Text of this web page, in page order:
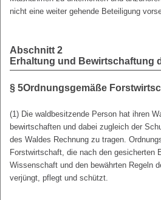
nicht eine weiter gehende Beteiligung
Abschnitt 2
Erhaltung und Bewirtschaftung
§ 5Ordnungsgemäße
(1) Die waldbesitzende Person hat ihren
bewirtschaften und dabei zugleich der
des Waldes Rechnung zu tragen.
Forstwirtschaft, die nach den gesicherten
Wissenschaft und den bewährten Regeln
verjüngt, pflegt und schützt.